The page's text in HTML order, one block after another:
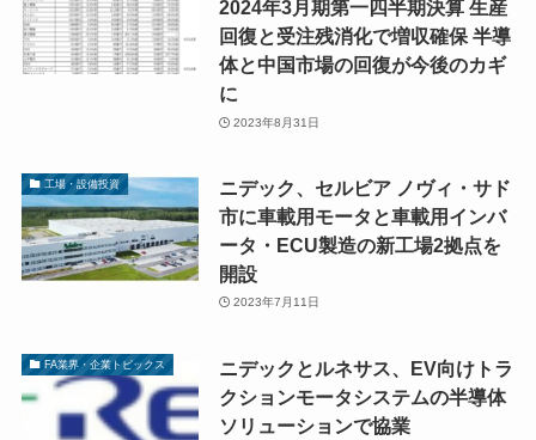
2024年3月期第一四半期決算 生産
回復と受注残消化で増収確保 半導
体と中国市場の回復が今後のカギ
に
2023年8月31日
工場・設備投資
ニデック、セルビア ノヴィ・サド
市に車載用モータと車載用インバ
ータ・ECU製造の新工場2拠点を
開設
2023年7月11日
FA業界・企業トピックス
ニデックとルネサス、EV向けトラ
クションモータシステムの半導体
ソリューションで協業